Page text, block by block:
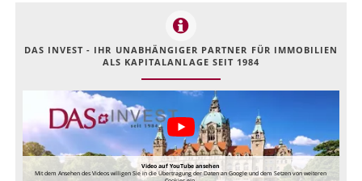
DAS INVEST - IHR UNABHÄNGIGER PARTNER FÜR IMMOBILIEN
ALS KAPITALANLAGE SEIT 1984
Video auf YouTube ansehen
Mit dem Ansehen des Videos willigen Sie in die Übertragung der Daten an Google und dem Setzen von weiteren